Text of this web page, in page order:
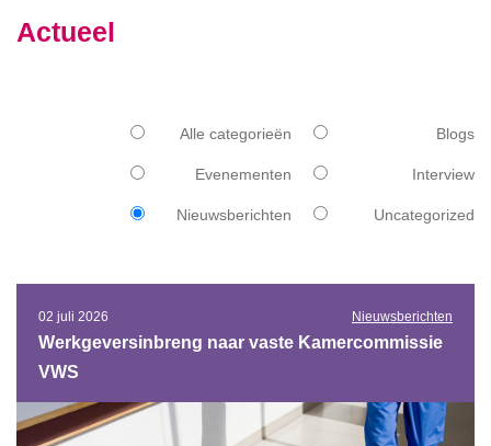
Actueel
Alle categorieën Blogs
Evenementen Interview
Nieuwsberichten Uncategorized
02 juli 2026 Nieuwsberichten
Werkgeversinbreng naar vaste Kamercommissie
VWS